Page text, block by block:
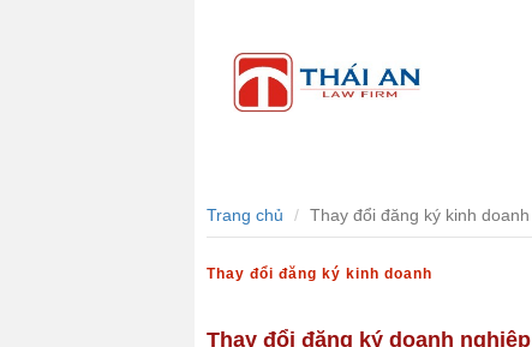
Trang chủ Thay đổi đăng ký kinh doanh
Thay đổi đăng ký kinh doanh
Thay đổi đăng ký doanh nghiệp